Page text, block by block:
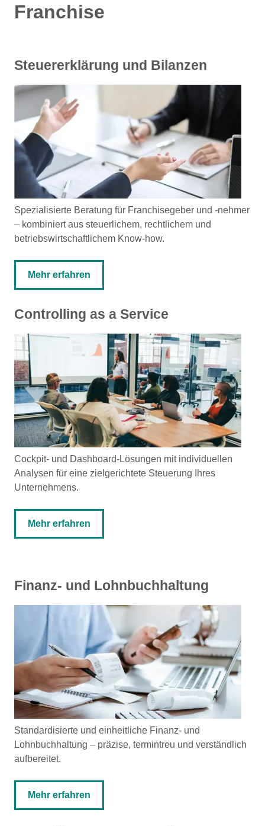
Franchise
Steuererklärung und Bilanzen
Spezialisierte Beratung für Franchisegeber und -nehmer
– kombiniert aus steuerlichem, rechtlichem und
betriebswirtschaftlichem Know-how.
Mehr erfahren
Controlling as a Service
Cockpit- und Dashboard-Lösungen mit individuellen
Analysen für eine zielgerichtete Steuerung Ihres
Unternehmens.
Mehr erfahren
Finanz- und Lohnbuchhaltung
Standardisierte und einheitliche Finanz- und
Lohnbuchhaltung – präzise, termintreu und verständlich
aufbereitet.
Mehr erfahren